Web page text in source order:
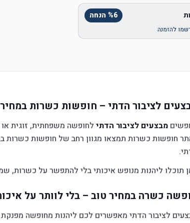
%6 הנחה
להזמנה
לציבור הדתי – חופשות כשרות
מבצעים לציבור הדתי לחופשה משפחתית, זוגית
חופשות כשרות תמצאו מגוון רחב של חופשות כשרות
תוכלו ליהנות מנופש איכותי בלי להתפשר על כשרות,
כשרה במחיר טוב – בלי לוותר על
לציבור הדתי מאפשרים לכם ליהנות מחופשה מפנקת